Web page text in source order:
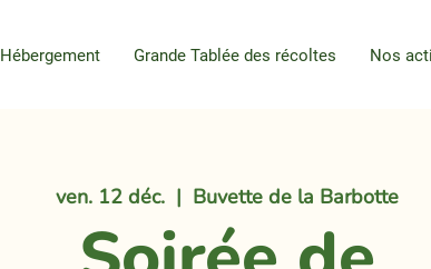
Hébergement Grande Tablée des récoltes Nos
ven. 12 déc.
  |
Buvette de la Barbotte